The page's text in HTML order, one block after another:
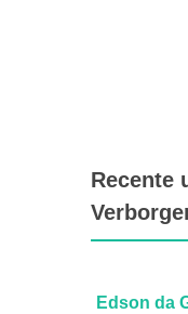
Recente